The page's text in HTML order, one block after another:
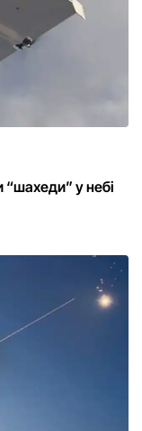
“шахеди” у небі